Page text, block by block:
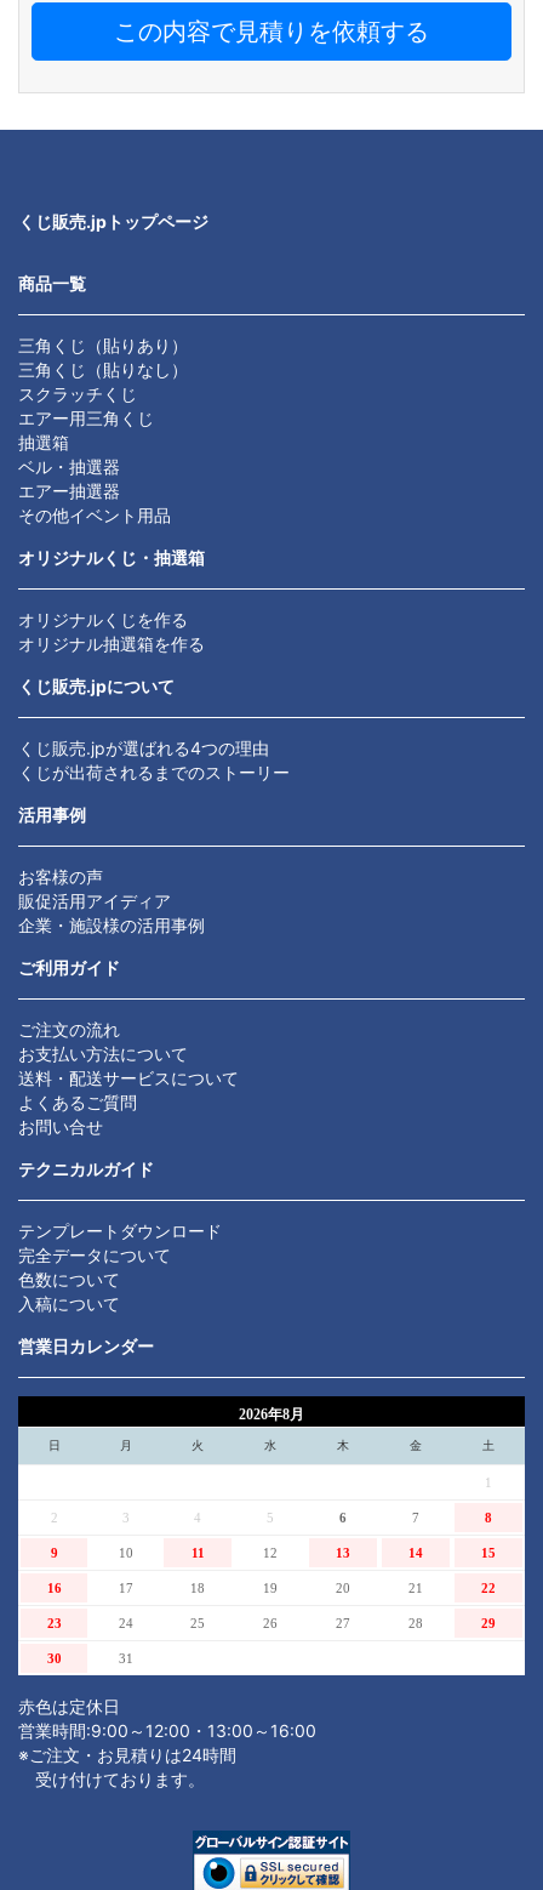
この内容で見積りを依頼する
くじ販売.jpトップページ
商品一覧
三角くじ（貼りあり）
三角くじ（貼りなし）
スクラッチくじ
エアー用三角くじ
抽選箱
ベル・抽選器
エアー抽選器
その他イベント用品
オリジナルくじ・抽選箱
オリジナルくじを作る
オリジナル抽選箱を作る
くじ販売.jpについて
くじ販売.jpが選ばれる4つの理由
くじが出荷されるまでのストーリー
活用事例
お客様の声
販促活用アイディア
企業・施設様の活用事例
ご利用ガイド
ご注文の流れ
お支払い方法について
送料・配送サービスについて
よくあるご質問
お問い合せ
テクニカルガイド
テンプレートダウンロード
完全データについて
色数について
入稿について
営業日カレンダー
2026年8月
日 月 火 水 木 金 土
1
2 3 4 5 6 7 8
9 10 11 12 13 14 15
16 17 18 19 20 21 22
23 24 25 26 27 28 29
30 31
赤色は定休日
営業時間:9:00～12:00・13:00～16:00
※ご注文・お見積りは24時間
受け付けております。